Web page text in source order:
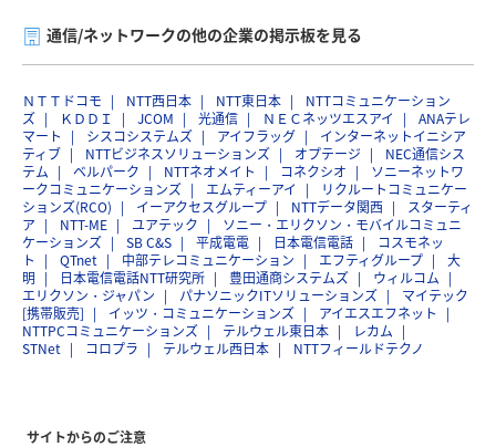
通信/ネットワークの他の企業の掲示板を見る
ＮＴＴドコモ NTT西日本 NTT東日本
NTTコミュニケーション
ズ
ＫＤＤＩ JCOM 光通信 ＮＥＣネッツエスアイ
ANAテレ
マート
シスコシステムズ アイフラッグ
インターネットイニシア
ティブ
NTTビジネスソリューションズ オプテージ
NEC通信シス
テム
ベルパーク NTTネオメイト コネクシオ
ソニーネットワ
ークコミュニケーションズ
エムティーアイ
リクルートコミュニケー
ションズ(RCO)
イーアクセスグループ NTTデータ関西
スターティ
ア
NTT-ME ユアテック
ソニー・エリクソン・モバイルコミュニ
ケーションズ
SB C&S 平成電電 日本電信電話
コスモネッ
ト
QTnet 中部テレコミュニケーション エフティグループ
大
明
日本電信電話NTT研究所 豊田通商システムズ
ウィルコム
エリクソン・ジャパン
パナソニックITソリューションズ
マイテック
[携帯販売]
イッツ・コミュニケーションズ
アイエスエフネット
NTTPCコミュニケーションズ
テルウェル東日本
レカム
STNet
コロプラ テルウェル西日本 NTTフィールドテクノ
サイトからのご注意